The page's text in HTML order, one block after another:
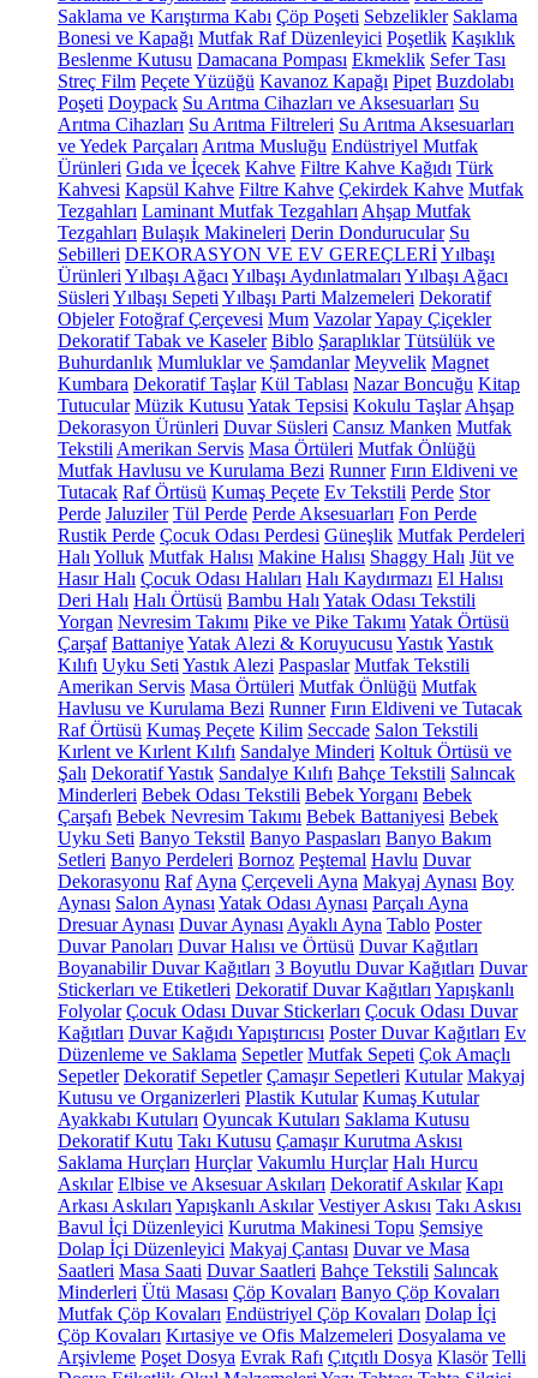
Saklama ve Karıştırma Kabı Çöp Poşeti Sebzelikler Saklama
Bonesi ve Kapağı Mutfak Raf Düzenleyici Poşetlik Kaşıklık
Beslenme Kutusu Damacana Pompası Ekmeklik Sefer Tası
Streç Film Peçete Yüzüğü Kavanoz Kapağı Pipet Buzdolabı
Poşeti Doypack Su Arıtma Cihazları ve Aksesuarları Su
Arıtma Cihazları Su Arıtma Filtreleri Su Arıtma Aksesuarları
ve Yedek Parçaları Arıtma Musluğu Endüstriyel Mutfak
Ürünleri Gıda ve İçecek Kahve Filtre Kahve Kağıdı Türk
Kahvesi Kapsül Kahve Filtre Kahve Çekirdek Kahve Mutfak
Tezgahları Laminant Mutfak Tezgahları Ahşap Mutfak
Tezgahları Bulaşık Makineleri Derin Dondurucular Su
Sebilleri DEKORASYON VE EV GEREÇLERİYılbaşı
Ürünleri Yılbaşı Ağacı Yılbaşı Aydınlatmaları Yılbaşı Ağacı
Süsleri Yılbaşı Sepeti Yılbaşı Parti Malzemeleri Dekoratif
Objeler Fotoğraf Çerçevesi Mum VazolarYapay Çiçekler
Dekoratif Tabak ve Kaseler Biblo Şaraplıklar Tütsülük ve
Buhurdanlık Mumluklar ve Şamdanlar Meyvelik Magnet
Kumbara Dekoratif Taşlar Kül Tablası Nazar Boncuğu Kitap
Tutucular Müzik Kutusu Yatak Tepsisi Kokulu Taşlar Ahşap
Dekorasyon Ürünleri Duvar Süsleri Cansız Manken Mutfak
Tekstili Amerikan Servis Masa Örtüleri Mutfak Önlüğü
Mutfak Havlusu ve Kurulama Bezi Runner Fırın Eldiveni ve
Tutacak Raf Örtüsü Kumaş Peçete Ev Tekstili Perde Stor
Perde Jaluziler Tül Perde Perde Aksesuarları Fon Perde
Rustik Perde Çocuk Odası Perdesi Güneşlik Mutfak Perdeleri
Halı Yolluk Mutfak Halısı Makine Halısı Shaggy Halı Jüt ve
Hasır Halı Çocuk Odası Halıları Halı Kaydırmazı El Halısı
Deri Halı Halı Örtüsü Bambu Halı Yatak Odası Tekstili
Yorgan Nevresim Takımı Pike ve Pike Takımı Yatak Örtüsü
Çarşaf BattaniyeYatak Alezi & Koruyucusu YastıkYastık
Kılıfı Uyku Seti Yastık Alezi Paspaslar Mutfak Tekstili
Amerikan Servis Masa Örtüleri Mutfak Önlüğü Mutfak
Havlusu ve Kurulama Bezi Runner Fırın Eldiveni ve Tutacak
Raf Örtüsü Kumaş Peçete Kilim Seccade Salon Tekstili
Kırlent ve Kırlent Kılıfı Sandalye Minderi Koltuk Örtüsü ve
Şalı Dekoratif Yastık Sandalye Kılıfı Bahçe Tekstili Salıncak
Minderleri Bebek Odası Tekstili Bebek Yorganı Bebek
Çarşafı Bebek Nevresim Takımı Bebek Battaniyesi Bebek
Uyku Seti Banyo Tekstil Banyo Paspasları Banyo Bakım
Setleri Banyo Perdeleri Bornoz Peştemal Havlu Duvar
Dekorasyonu Raf Ayna Çerçeveli Ayna Makyaj Aynası Boy
Aynası Salon Aynası Yatak Odası Aynası Parçalı Ayna
Dresuar Aynası Duvar Aynası Ayaklı Ayna Tablo Poster
Duvar Panoları Duvar Halısı ve Örtüsü Duvar Kağıtları
Boyanabilir Duvar Kağıtları 3 Boyutlu Duvar Kağıtları Duvar
Stickerları ve Etiketleri Dekoratif Duvar Kağıtları Yapışkanlı
Folyolar Çocuk Odası Duvar Stickerları Çocuk Odası Duvar
Kağıtları Duvar Kağıdı Yapıştırıcısı Poster Duvar Kağıtları Ev
Düzenleme ve Saklama Sepetler Mutfak Sepeti Çok Amaçlı
Sepetler Dekoratif Sepetler Çamaşır Sepetleri Kutular Makyaj
Kutusu ve Organizerleri Plastik Kutular Kumaş Kutular
Ayakkabı Kutuları Oyuncak Kutuları Saklama Kutusu
Dekoratif Kutu Takı Kutusu Çamaşır Kurutma Askısı
Saklama Hurçları Hurçlar Vakumlu Hurçlar Halı Hurcu
Askılar Elbise ve Aksesuar Askıları Dekoratif Askılar Kapı
Arkası Askıları Yapışkanlı Askılar Vestiyer Askısı Takı Askısı
Bavul İçi Düzenleyici Kurutma Makinesi Topu Şemsiye
Dolap İçi Düzenleyici Makyaj Çantası Duvar ve Masa
Saatleri Masa Saati Duvar Saatleri Bahçe Tekstili Salıncak
Minderleri Ütü Masası Çöp Kovaları Banyo Çöp Kovaları
Mutfak Çöp Kovaları Endüstriyel Çöp Kovaları Dolap İçi
Çöp Kovaları Kırtasiye ve Ofis Malzemeleri Dosyalama ve
Arşivleme Poşet Dosya Evrak Rafı Çıtçıtlı Dosya Klasör Telli